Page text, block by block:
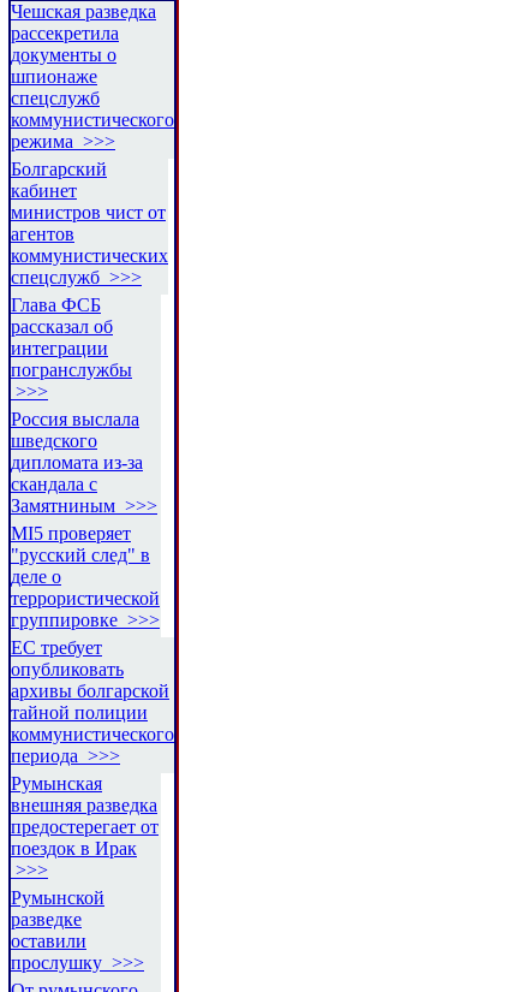
Чешская разведка
рассекретила
документы о
шпионаже
спецслужб
коммунистического
режима >>>
Болгарский
кабинет
министров чист от
агентов
коммунистических
спецслужб >>>
Глава ФСБ
рассказал об
интеграции
погранслужбы
>>>
Россия выслала
шведского
дипломата из-за
скандала с
Замятниным >>>
MI5 проверяет
"русский след" в
деле о
террористической
группировке >>>
ЕС требует
опубликовать
архивы болгарской
тайной полиции
коммунистического
периода >>>
Румынская
внешняя разведка
предостерегает от
поездок в Ирак
>>>
Румынской
разведке
оставили
прослушку >>>